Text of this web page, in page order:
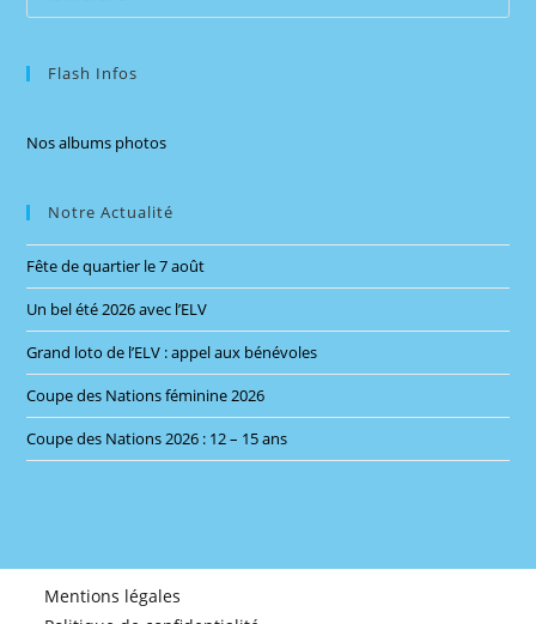
Flash Infos
Nos albums photos
Notre Actualité
Fête de quartier le 7 août
Un bel été 2026 avec l’ELV
Grand loto de l’ELV : appel aux bénévoles
Coupe des Nations féminine 2026
Coupe des Nations 2026 : 12 – 15 ans
Mentions légales